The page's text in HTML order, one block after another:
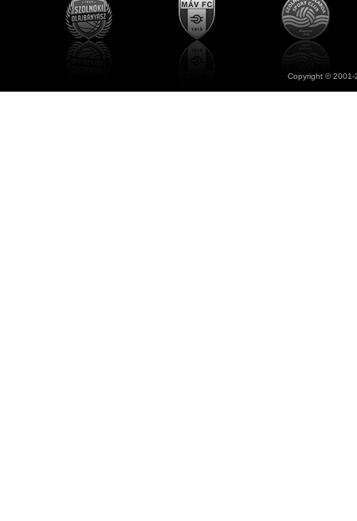
Copyright ©